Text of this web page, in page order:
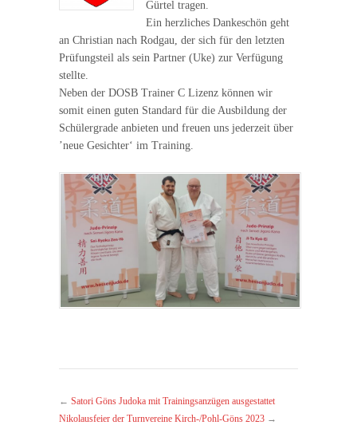
Gürtel tragen.
Ein herzliches Dankeschön geht
an Christian nach Rodgau, der sich für den letzten
Prüfungsteil als sein Partner (Uke) zur Verfügung
stellte.
Neben der DOSB Trainer C Lizenz können wir
somit einen guten Standard für die Ausbildung der
Schülergrade anbieten und freuen uns jederzeit über
’neue Gesichter‘ im Training.
← Satori Göns Judoka mit Trainingsanzügen ausgestattet
Nikolausfeier der Turnvereine Kirch-/Pohl-Göns 2023 →